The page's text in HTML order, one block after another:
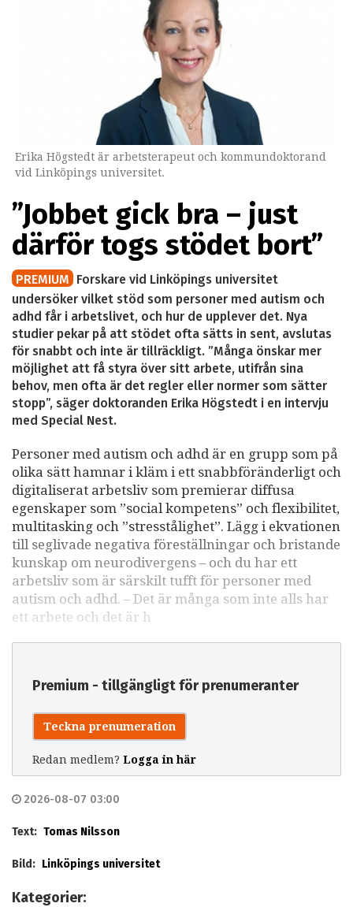
Erika Högstedt är arbetsterapeut och kommundoktorand
vid Linköpings universitet.
”Jobbet gick bra – just
därför togs stödet bort”
PREMIUM Forskare vid Linköpings universitet
undersöker vilket stöd som personer med autism och
adhd får i arbetslivet, och hur de upplever det. Nya
studier pekar på att stödet ofta sätts in sent, avslutas
för snabbt och inte är tillräckligt. ”Många önskar mer
möjlighet att få styra över sitt arbete, utifrån sina
behov, men ofta är det regler eller normer som sätter
stopp”, säger doktoranden Erika Högstedt i en intervju
med Special Nest.
Personer med autism och adhd är en grupp som på
olika sätt hamnar i kläm i ett snabbföränderligt och
digitaliserat arbetsliv som premierar diffusa
egenskaper som ”social kompetens” och flexibilitet,
multitasking och ”stresstålighet”. Lägg i ekvationen
till seglivade negativa föreställningar och bristande
kunskap om neurodivergens – och du har ett
arbetsliv som är särskilt tufft för personer med
autism och adhd. – Det är många som inte alls har
ett arbete och det är h
Premium - tillgängligt för prenumeranter
Teckna prenumeration
Redan medlem? Logga in här
2026-08-07 03:00
Text: Tomas Nilsson
Bild: Linköpings universitet
Kategorier: